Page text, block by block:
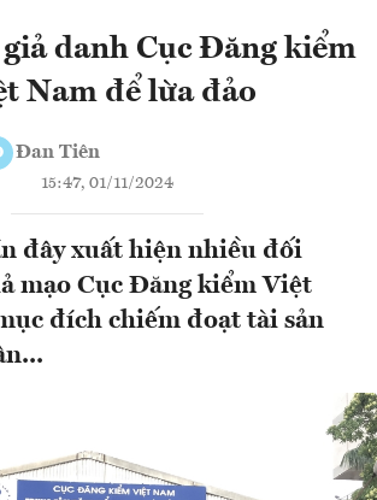
giả danh Cục Đăng kiểm
Nam để lừa đảo
Đan Tiên
15:47, 01/11/2024
đây xuất hiện nhiều đối
mạo Cục Đăng kiểm Việt
đích chiếm đoạt tài sản